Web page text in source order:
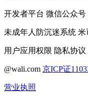
开发者平台 微信公众号
未成年人防沉迷系统 米
用户应用权限 隐私协议
@wali.com 京ICP证
营业执照